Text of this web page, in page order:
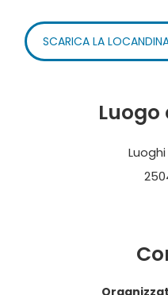
SCARICA LA